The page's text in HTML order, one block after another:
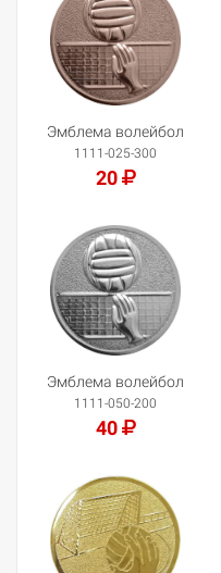
Эмблема волейбол
1111-025-300
20
Добавить в корзину
Эмблема волейбол
1111-050-200
40
Добавить в корзину